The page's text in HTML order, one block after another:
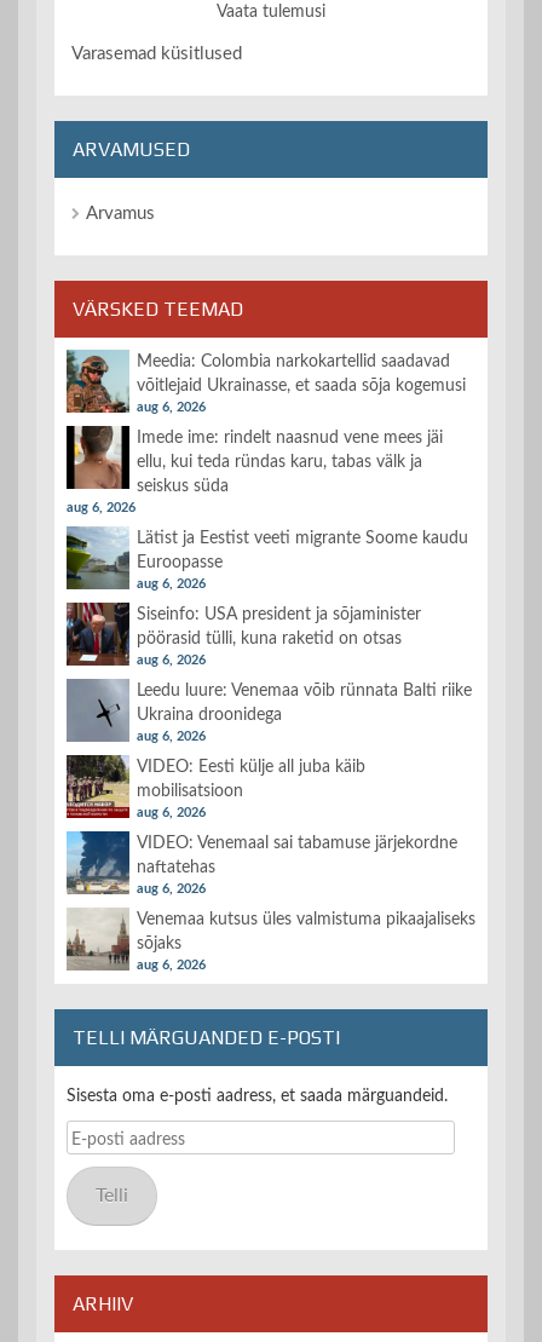
Vaata tulemusi
Varasemad küsitlused
ARVAMUSED
Arvamus
VÄRSKED TEEMAD
Meedia: Colombia narkokartellid saadavad
võitlejaid Ukrainasse, et saada sõja kogemusi
aug 6, 2026
Imede ime: rindelt naasnud vene mees jäi
ellu, kui teda ründas karu, tabas välk ja
seiskus süda
aug 6, 2026
Lätist ja Eestist veeti migrante Soome kaudu
Euroopasse
aug 6, 2026
Siseinfo: USA president ja sõjaminister
pöörasid tülli, kuna raketid on otsas
aug 6, 2026
Leedu luure: Venemaa võib rünnata Balti riike
Ukraina droonidega
aug 6, 2026
VIDEO: Eesti külje all juba käib
mobilisatsioon
aug 6, 2026
VIDEO: Venemaal sai tabamuse järjekordne
naftatehas
aug 6, 2026
Venemaa kutsus üles valmistuma pikaajaliseks
sõjaks
aug 6, 2026
TELLI MÄRGUANDED E-POSTI
Sisesta oma e-posti aadress, et saada märguandeid.
E-
posti
aadress
Telli
ARHIIV